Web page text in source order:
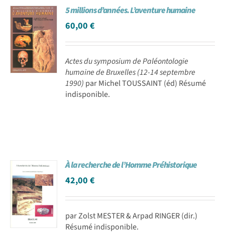
Achat en ligne
Panier WooCommerce
5 millions d’années. L’aventure humaine
60,00€
Actes du symposium de Paléontologie
humaine de Bruxelles (12-14 septembre
1990) par Michel TOUSSAINT (éd) Résumé
indisponible.
À la recherche de l’Homme Préhistorique
42,00€
par Zolst MESTER & Arpad RINGER (dir.)
Résumé indisponible.